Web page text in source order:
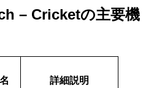
– Cricketの主要機
詳細説明